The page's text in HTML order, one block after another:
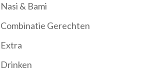
Nasi & Bami
Combinatie Gerechten
Extra
Drinken